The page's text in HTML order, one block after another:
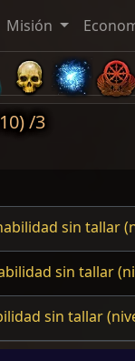
Misión
/3
sin tallar
sin tallar
sin tallar